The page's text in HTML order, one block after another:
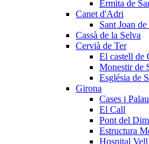
Ermita de
Canet d'Adri
Sant Joan
Cassà de la Selva
Cervià de Ter
El castell de
Monestir de
Església de
Girona
Cases i
El Call
Pont del
Estructura
Hospital Vell